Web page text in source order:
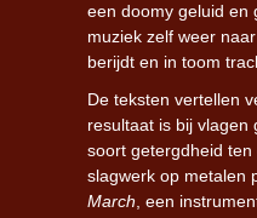
een doomy geluid en
muziek zelf weer
berijdt en in toom
De teksten vertellen
resultaat is bij vlagen
soort getergdheid
slagwerk op metalen
March , een